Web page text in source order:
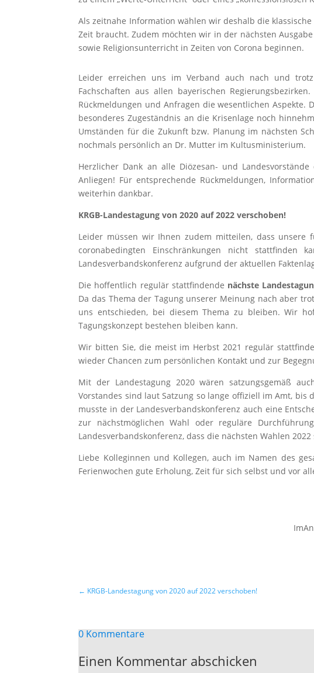
Als zeitnahe Information wählen wir deshalb die
Zeit braucht. Zudem möchten wir in der nächsten
sowie Religionsunterricht in Zeiten von Corona beginnen.
Leider erreichen uns im Verband auch nach und
Fachschaften aus allen bayerischen
Rückmeldungen und Anfragen die wesentlichen
besonderes Zugeständnis an die Krisenlage noch
Umständen für die Zukunft bzw. Planung im nächsten
nochmals persönlich an Dr. Mutter im Kultusministerium.
Herzlicher Dank an alle Diözesan- und
Anliegen! Für entsprechende Rückmeldungen,
weiterhin dankbar.
KRGB-Landestagung von 2020 auf 2022 verschoben!
Leider müssen wir Ihnen zudem mitteilen, dass unsere
coronabedingten Einschränkungen nicht
Landesverbandskonferenz aufgrund der aktuellen
Die hoffentlich regulär stattfindende nächste
Da das Thema der Tagung unserer Meinung nach aber
uns entschieden, bei diesem Thema zu bleiben. Wir
Tagungskonzept bestehen bleiben kann.
Wir bitten Sie, die meist im Herbst 2021 regulär
wieder Chancen zum persönlichen Kontakt und zur
Mit der Landestagung 2020 wären satzungsgemäß
Vorstandes sind laut Satzung so lange offiziell im Amt,
musste in der Landesverbandskonferenz auch eine
zur nächstmöglichen Wahl oder reguläre
Landesverbandskonferenz, dass die nächsten Wahlen
Liebe Kolleginnen und Kollegen, auch im Namen des
Ferienwochen gute Erholung, Zeit für sich selbst und vor
← KRGB-Landestagung von 2020 auf 2022 verschoben!
0 Kommentare
Einen Kommentar abschicken